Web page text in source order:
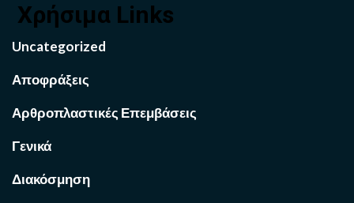
Χρήσιμα Links
Uncategorized
Αποφράξεις
Αρθροπλαστικές Επεμβάσεις
Γενικά
Διακόσμηση